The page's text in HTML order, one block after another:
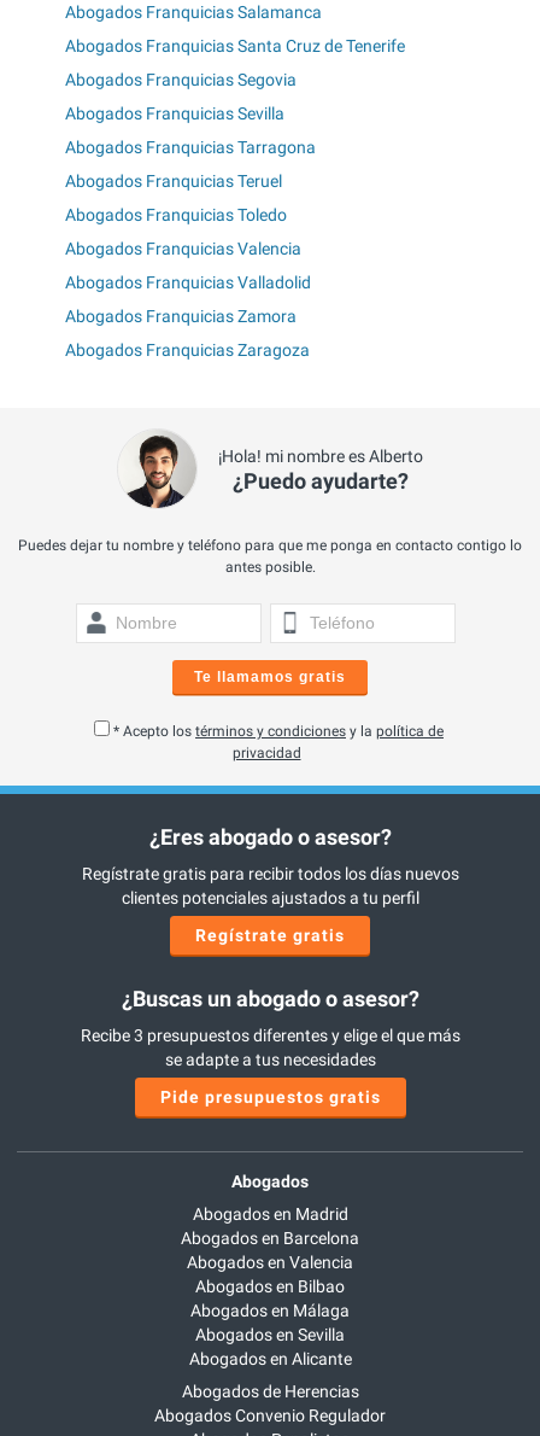
Abogados Franquicias Salamanca
Abogados Franquicias Santa Cruz de Tenerife
Abogados Franquicias Segovia
Abogados Franquicias Sevilla
Abogados Franquicias Tarragona
Abogados Franquicias Teruel
Abogados Franquicias Toledo
Abogados Franquicias Valencia
Abogados Franquicias Valladolid
Abogados Franquicias Zamora
Abogados Franquicias Zaragoza
¡Hola! mi nombre es Alberto
¿Puedo ayudarte?
Puedes dejar tu nombre y teléfono para que me ponga en contacto contigo lo
antes posible.
Te llamamos gratis
* Acepto los términos y condiciones y la política de
privacidad
¿Eres abogado o asesor?
Regístrate gratis para recibir todos los días nuevos
clientes potenciales ajustados a tu perfil
Regístrate gratis
¿Buscas un abogado o asesor?
Recibe 3 presupuestos diferentes y elige el que más
se adapte a tus necesidades
Pide presupuestos gratis
Abogados
Abogados en Madrid
Abogados en Barcelona
Abogados en Valencia
Abogados en Bilbao
Abogados en Málaga
Abogados en Sevilla
Abogados en Alicante
Abogados de Herencias
Abogados Convenio Regulador